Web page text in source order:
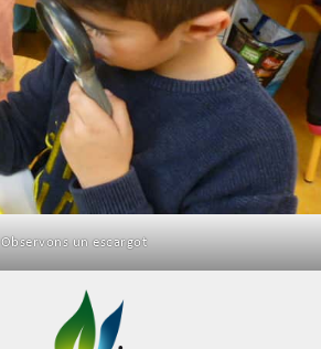
Observons un escargot